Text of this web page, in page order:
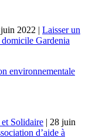
2022 | Laisser un
domicile Gardenia
environnementale
Solidaire | 28 juin
d’aide à